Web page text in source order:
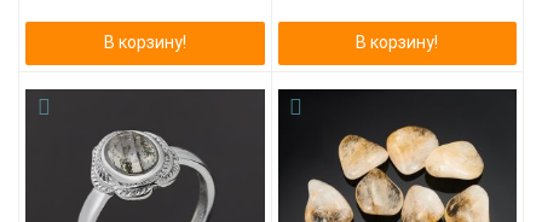
В корзину! В корзину!